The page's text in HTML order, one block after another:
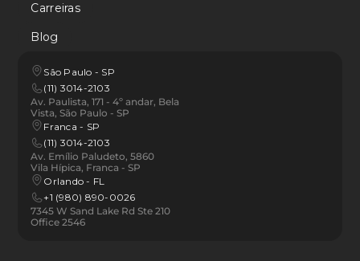
Carreiras
Blog
São Paulo - SP
(11) 3014-2103
Av. Paulista, 171 - 4º andar, Bela
Vista, São Paulo - SP
Franca - SP
(11) 3014-2103
Av. Emílio Paludeto, 5860
Vila Hípica, Franca - SP
Orlando - FL
+1 (980) 890-0026
7345 W Sand Lake Rd Ste 210
Office 2546